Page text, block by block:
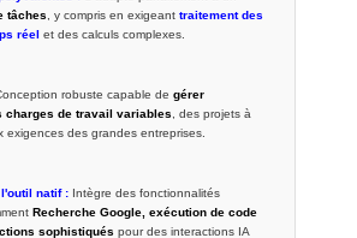
tâches, y compris en exigeanttraitement des
réel et des calculs complexes.
robuste capable degérer
charges de travail variables, des projets à
exigences des grandes entreprises.
natif : Intègre des fonctionnalités
Recherche Google, exécution de code
sophistiqués pour des interactions IA